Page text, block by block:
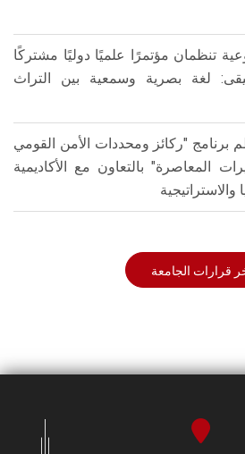
تنظمان مؤتمرًا علميًا دوليًا مشتركًا
لغة بصرية وسمعية بين التراث
"ركائز ومحددات الأمن القومي
المعاصرة" بالتعاون مع الأكاديمية
والاستراتيجية
قرارات الجامعة